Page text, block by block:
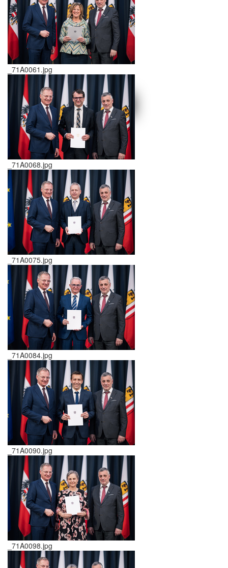
schließen X
<< >>
_71A0061.jpg
_71A0068.jpg
_71A0075.jpg
_71A0084.jpg
_71A0090.jpg
_71A0098.jpg